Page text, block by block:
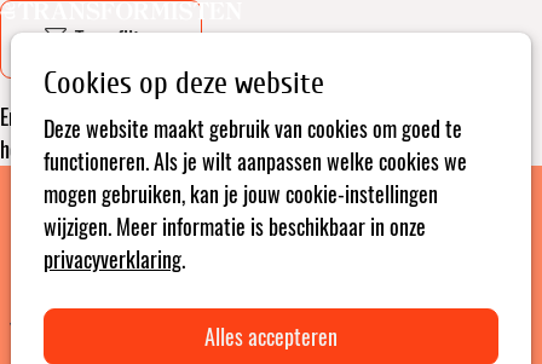
Cookies op deze website
Deze website maakt gebruik van cookies om goed te
functioneren. Als je wilt aanpassen welke cookies we
mogen gebruiken, kan je jouw cookie-instellingen
wijzigen. Meer informatie is beschikbaar in onze
privacyverklaring.
Alles accepteren
ZoekenOpen
Toon filter
Er zijn op dit moment geen bijeenkomsten gepubliceerd. Probeer
het op een later moment nog een keer.